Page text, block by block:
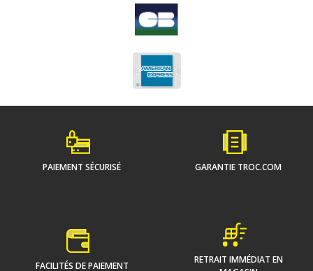
PAIEMENT SÉCURISÉ GARANTIE TROC.COM
FACILITÉS DE PAIEMENT
RETRAIT IMMÉDIAT EN